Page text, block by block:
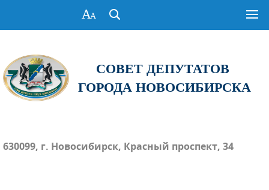
СОВЕТ ДЕПУТАТОВ
ГОРОДА НОВОСИБИРСКА
630099, г. Новосибирск, Красный проспект, 34